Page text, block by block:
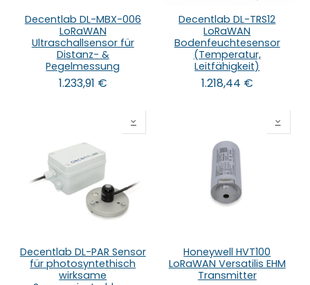
Decentlab DL-MBX-006
LoRaWAN
Ultraschallsensor für
Distanz- &
Pegelmessung
1.233,91 €
Decentlab DL-TRS12
LoRaWAN
Bodenfeuchtesensor
(Temperatur,
Leitfähigkeit)
1.218,44 €
Decentlab DL-PAR Sensor
für photosyntethisch
wirksame
Honeywell HVT100
LoRaWAN Versatilis EHM
Transmitter